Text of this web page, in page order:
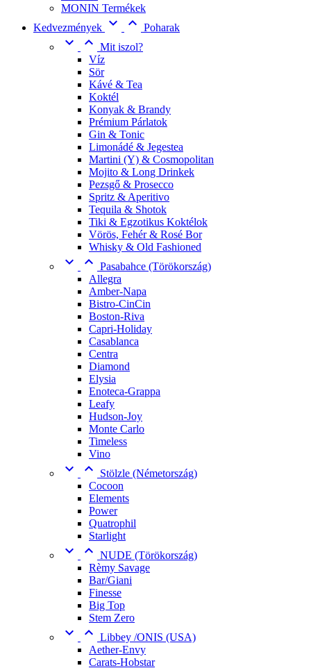
MONIN Termékek
Kedvezmények   Poharak
  Mit iszol?
Víz
Sör
Kávé & Tea
Koktél
Konyak & Brandy
Prémium Párlatok
Gin & Tonic
Limonádé & Jegestea
Martini (Y) & Cosmopolitan
Mojito & Long Drinkek
Pezsgő & Prosecco
Spritz & Aperitivo
Tequila & Shotok
Tiki & Egzotikus Koktélok
Vörös, Fehér & Rosé Bor
Whisky & Old Fashioned
  Pasabahce (Törökország)
Allegra
Amber-Napa
Bistro-CinCin
Boston-Riva
Capri-Holiday
Casablanca
Centra
Diamond
Elysia
Enoteca-Grappa
Leafy
Hudson-Joy
Monte Carlo
Timeless
Vino
 
Stölzle (Németország)
Cocoon
Elements
Power
Quatrophil
Starlight
  NUDE (Törökország)
Rèmy Savage
Bar/Giani
Finesse
Big Top
Stem Zero
  Libbey /ONIS (USA)
Aether-Envy
Carats-Hobstar